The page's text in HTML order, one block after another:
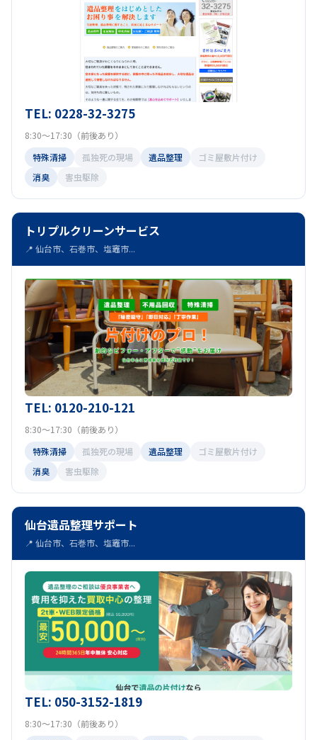
TEL: 0228-32-3275
8:30～17:30（前後あり）
特殊清掃
孤独死の現場 遺品整理
ゴミ屋敷片付け
消臭
害虫駆除
トリプルクリーンサービス
📍 仙台市、石巻市、塩竈市...
TEL: 0120-210-121
8:30～17:30（前後あり）
特殊清掃
孤独死の現場 遺品整理
ゴミ屋敷片付け
消臭
害虫駆除
仙台遺品整理サポート
📍 仙台市、石巻市、塩竈市...
TEL: 050-3152-1819
8:30～17:30（前後あり）